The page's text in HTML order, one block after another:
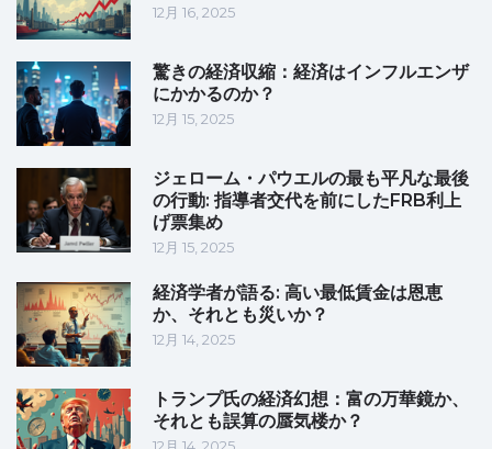
12月 16, 2025
驚きの経済収縮：経済はインフルエンザ
にかかるのか？
12月 15, 2025
ジェローム・パウエルの最も平凡な最後
の行動: 指導者交代を前にしたFRB利上
げ票集め
12月 15, 2025
経済学者が語る: 高い最低賃金は恩恵
か、それとも災いか？
12月 14, 2025
トランプ氏の経済幻想：富の万華鏡か、
それとも誤算の蜃気楼か？